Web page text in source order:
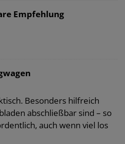
Empfehlung
Besonders hilfreich
abschließbar sind – so
auch wenn viel los